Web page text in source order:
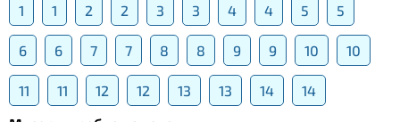
1 1 2 2 3 3 4 4 5 5
6 6 7 7 8 8 9 9 10 10
11 11 12 12 13 13 14
14